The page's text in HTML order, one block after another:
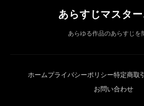
あらすじマスタ
あらゆる作品のあらすじを
ホームプライバシーポリシー特定商取
お問い合わせ